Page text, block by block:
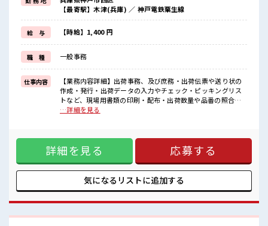
≪動きやすい制服アリ≫
制服があるので、
毎日の服装の悩み解消♪
≪未経験でも活躍できる≫
新しいことにチャレンジするのは不安だけど、
しっかり働く環境が整っています！
イチからスキルUP・ステップUP目指していきましょう！
≪収入アップを目指せる≫
高時給だらけの派遣のお仕事です！
■職場の雰囲気
一息つける休憩スペースもあります！
程よく残業あり！
土日祝休みなので、
ON/OFFの切替もしやすい！
【最寄駅】木津(兵庫) ／ 神戸電鉄粟生線
給 与 【時給】1,400 円
職 種 一般事務
仕事内容
【業務内容詳細】出荷事務、及び庶務・出荷伝票や送り状の
作成・発行・出荷データの入力やチェック・ピッキングリス
トなど、現場用書類の印刷・配布・出荷数量や品番の照合、
検品サポート・在庫数の確認や簡単な在庫管理・運送会社と
■お仕事PR ≪1日1時間程の残業で収入アップ≫ 残業は月20時
間未満で、 ほどよく稼げます♪ ≪週休2日制≫ 週末は家族や
友人と一緒にプライベート満喫！ ≪動きやすい制服アリ≫ 制
服があるので、 毎日の服装の悩み解消♪ ≪未経験でも活躍で
きる≫ 新しいことにチャレンジするのは不安だけど、 しっか
り働く環境が整っています！ イチからスキルUP・ステップ
だらけの派遣のお仕事です！ ■職場の雰囲気 一息つける休憩
スペースもあります！ 職場にはロッカー完備！ 私物の置きす
…詳細を見る
詳細を見る 応募する
気になるリストに追加する